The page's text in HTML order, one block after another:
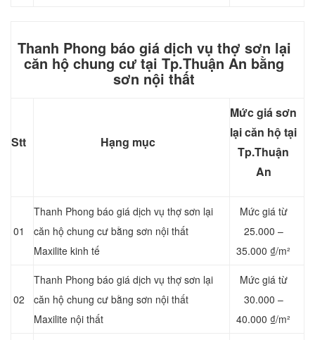
Thanh Phong báo giá dịch vụ thợ sơn lại
căn hộ chung cư tại Tp.Thuận An bằng
sơn nội thất
Stt Hạng mục
Mức giá sơn
lại căn hộ tại
Tp.Thuận
An
01
Thanh Phong báo giá dịch vụ thợ sơn lại
căn hộ chung cư bằng sơn nội thất
Maxilite kinh tế
Mức giá từ
25.000 –
35.000 ₫/m²
02
Thanh Phong báo giá dịch vụ thợ sơn lại
căn hộ chung cư bằng sơn nội thất
Maxilite nội thất
Mức giá từ
30.000 –
40.000 ₫/m²